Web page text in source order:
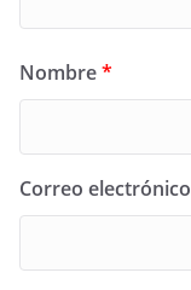
Nombre*
Correo electrónico